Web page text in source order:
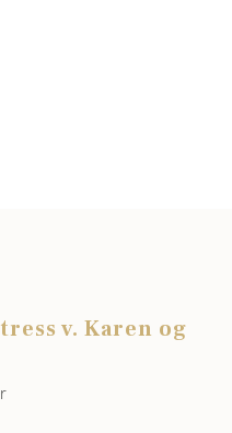
v. Karen og